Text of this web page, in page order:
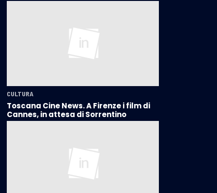
CULTURA
Toscana Cine News. A Firenze i film di
Cannes, in attesa di Sorrentino